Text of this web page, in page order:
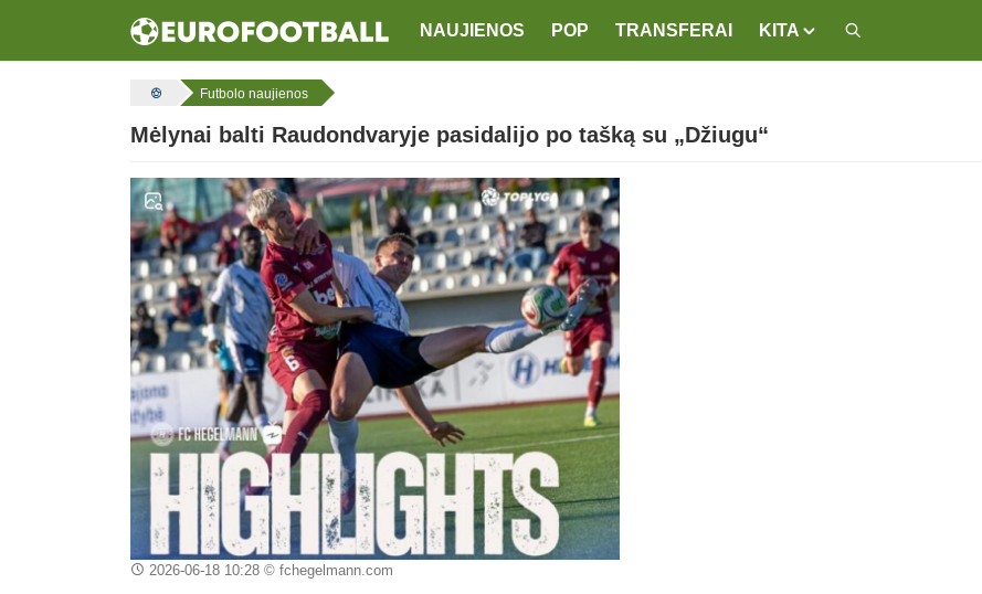
NAUJIENOS POP TRANSFERAI KITA
Futbolo naujienos
Mėlynai balti Raudondvaryje pasidalijo po tašką su „Džiugu“
2026-06-18 10:28© fchegelmann.com